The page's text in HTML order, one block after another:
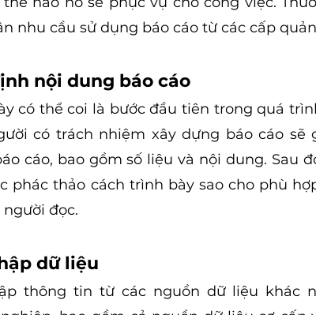
nhu cầu sử dụng báo cáo từ các cấp
nội dung báo cáo
có thể coi là bước đầu tiên trong quá
có trách nhiệm xây dựng báo cáo
cáo, bao gồm số liệu và nội dung. Sau
phác thảo cách trình bày sao cho phù
đọc.
dữ liệu
thông tin từ các nguồn dữ liệu khác